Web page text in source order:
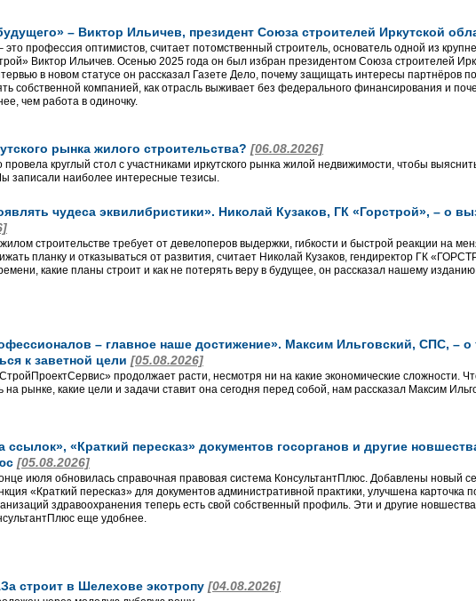
– Виктор Ильичев, президент Союза строителей Иркутской
это профессия оптимистов, считает потомственный строитель, основатель одной из
Виктор Ильичев. Осенью 2025 года он был избран президентом Союза строителей
в новом статусе он рассказал Газете Дело, почему защищать интересы партнёров по
собственной компанией, как отрасль выживает без федерального финансирования и
чем работа в одиночку.
рынка жилого строительства? [06.08.2026]
провела круглый стол с участниками иркутского рынка жилой недвижимости, чтобы
записали наиболее интересные тезисы.
чудеса эквилибристики». Николай Кузаков, ГК «Горстрой», – о
строительстве требует от девелоперов выдержки, гибкости и быстрой реакции на
планку и отказываться от развития, считает Николай Кузаков, гендиректор ГК
какие планы строит и как не потерять веру в будущее, он рассказал нашему изданию.
– главное наше достижение». Максим Ильговский, СПС, – о
к заветной цели [05.08.2026]
продолжает расти, несмотря ни на какие экономические сложности.
на рынке, какие цели и задачи ставит она сегодня перед собой, нам рассказал Максим
«Краткий пересказ» документов госорганов и другие
[05.08.2026]
июля обновилась справочная правовая система КонсультантПлюс. Добавлены новый
«Краткий пересказ» для документов административной практики, улучшена карточка
здравоохранения теперь есть свой собственный профиль. Эти и другие
еще удобнее.
строит в Шелехове экотропу [04.08.2026]